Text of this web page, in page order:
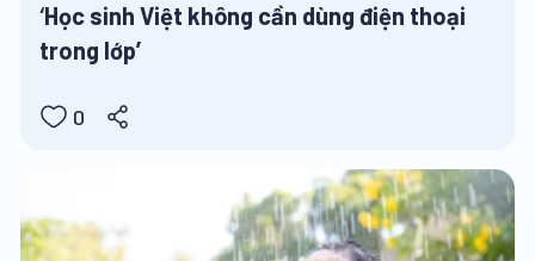
‘Học sinh Việt không cần dùng điện thoại
trong lớp’
0